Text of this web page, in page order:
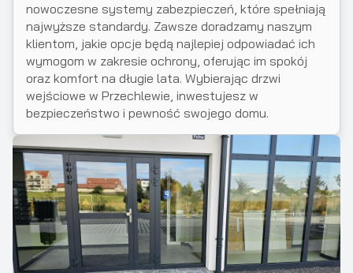
nowoczesne systemy zabezpieczeń, które spełniają
najwyższe standardy. Zawsze doradzamy naszym
klientom, jakie opcje będą najlepiej odpowiadać ich
wymogom w zakresie ochrony, oferując im spokój
oraz komfort na długie lata. Wybierając drzwi
wejściowe w Przechlewie, inwestujesz w
bezpieczeństwo i pewność swojego domu.